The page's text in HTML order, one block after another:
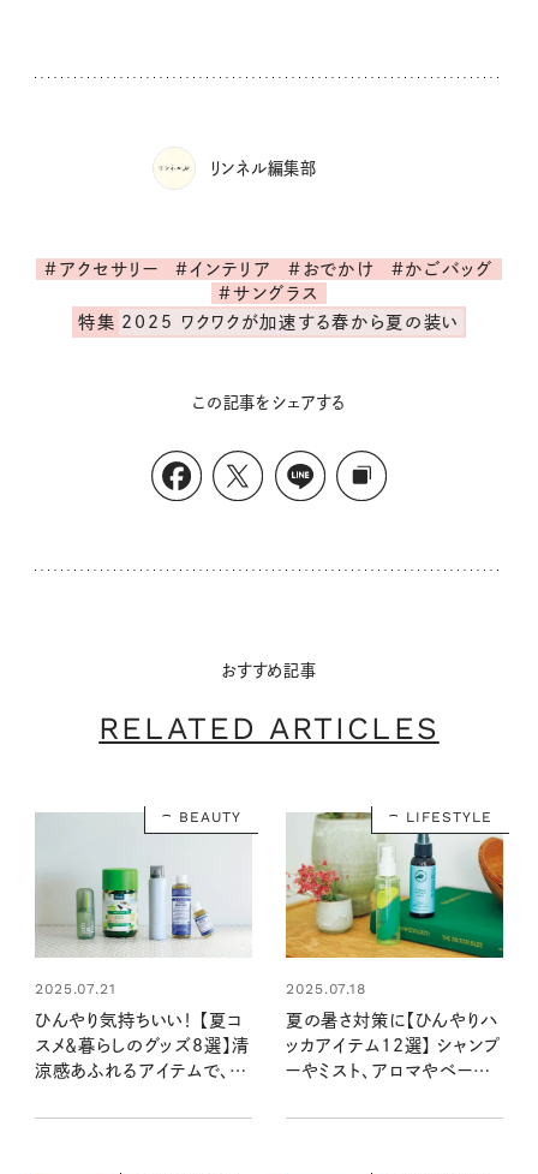
リンネル編集部
#アクセサリー #インテリア #おでかけ
#かごバッグ
#サングラス
特集 2025 ワクワクが加速する春から夏の装い
この記事をシェアする
おすすめ記事
RELATED ARTICLES
BEAUTY
2025.07.21
ひんやり気持ちいい！ 【夏コ
スメ＆暮らしのグッズ8選】清
涼感あふれるアイテムで、暑
LIFESTYLE
2025.07.18
夏の暑さ対策に【ひんやりハ
ッカアイテム12選】 シャンプ
ーやミスト、アロマやベース
感アップ！